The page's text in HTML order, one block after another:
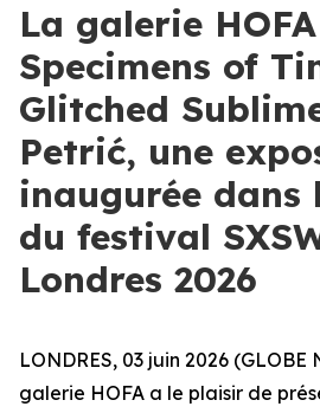
La galerie
Specimens of
Glitched
Petrić, une
inaugurée dans
du festival
Londres 2026
LONDRES, 03 juin 2026 (GLOBE
galerie HOFA a le plaisir de